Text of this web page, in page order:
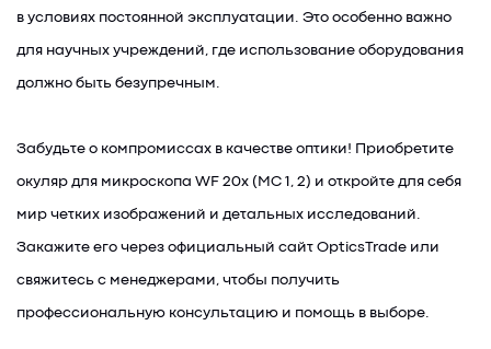
в условиях постоянной эксплуатации. Это особенно важно
для научных учреждений, где использование оборудования
должно быть безупречным.
Забудьте о компромиссах в качестве оптики! Приобретите
окуляр для микроскопа WF 20х (MC 1, 2) и откройте для себя
мир четких изображений и детальных исследований.
Закажите его через официальный сайт OpticsTrade или
свяжитесь с менеджерами, чтобы получить
профессиональную консультацию и помощь в выборе.